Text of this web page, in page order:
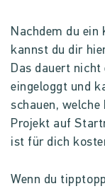
Nachdem du
kannst du dir
Das dauert
eingeloggt und
schauen,
Projekt auf
ist für dich
Wenn du